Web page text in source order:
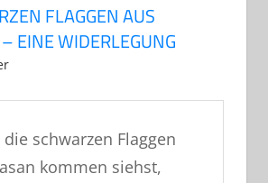
FLAGGEN AUS
EINE WIDERLEGUNG
schwarzen Flaggen
kommen siehst,